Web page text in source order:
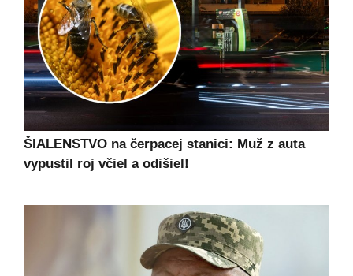
ŠIALENSTVO na čerpacej stanici: Muž z auta
vypustil roj včiel a odišiel!